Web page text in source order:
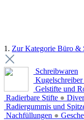
1. Zur Kategorie Büro &
Schreibwaren
Gelstifte und
Radierbare Stifte ●
Radiergummis und
Nachfüllungen ●